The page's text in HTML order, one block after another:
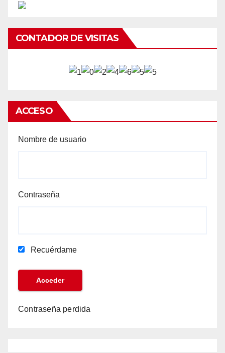
CONTADOR DE VISITAS
ACCESO
Nombre de usuario
Contraseña
Recuérdame
Contraseña perdida